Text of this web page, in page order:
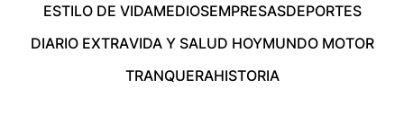
ESTILO DE VIDAMEDIOSEMPRESASDEPORTES
DIARIO EXTRAVIDA Y SALUD HOYMUNDO MOTOR
TRANQUERAHISTORIA